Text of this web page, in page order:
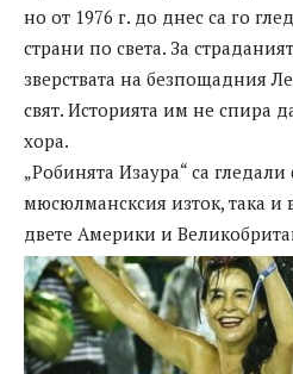
но от 1976 г. до днес са го
страни по света. За
зверствата на безпощадния
свят. Историята им не спира
хора.
„Робинята Изаура“ са
мюсюлмансксия изток, така и
двете Америки и